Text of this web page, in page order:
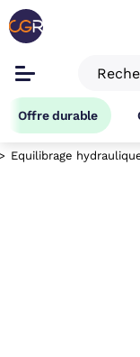
Offre durable
Equilibrage